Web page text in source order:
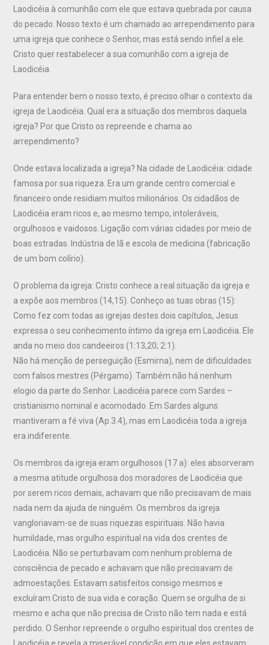
Laodicéia à comunhão com ele que estava quebrada por causa
do pecado. Nosso texto é um chamado ao arrependimento para
uma igreja que conhece o Senhor, mas está sendo infiel a ele.
Cristo quer restabelecer a sua comunhão com a igreja de
Laodicéia.
Para entender bem o nosso texto, é preciso olhar o contexto da
igreja de Laodicéia. Qual era a situação dos membros daquela
igreja? Por que Cristo os repreende e chama ao
arrependimento?
Onde estava localizada a igreja? Na cidade de Laodicéia: cidade
famosa por sua riqueza. Era um grande centro comercial e
financeiro onde residiam muitos milionários. Os cidadãos de
Laodicéia eram ricos e, ao mesmo tempo, intoleráveis,
orgulhosos e vaidosos. Ligação com várias cidades por meio de
boas estradas. Indústria de lã e escola de medicina (fabricação
de um bom colírio).
O problema da igreja: Cristo conhece a real situação da igreja e
a expõe aos membros (14,15). Conheço as tuas obras (15):
Como fez com todas as igrejas destes dois capítulos, Jesus
expressa o seu conhecimento íntimo da igreja em Laodicéia. Ele
anda no meio dos candeeiros (1:13,20; 2:1).
Não há menção de perseguição (Esmirna), nem de dificuldades
com falsos mestres (Pérgamo). Também não há nenhum
elogio da parte do Senhor. Laodicéia parece com Sardes –
cristianismo nominal e acomodado. Em Sardes alguns
mantiveram a fé viva (Ap.3.4), mas em Laodicéia toda a igreja
era indiferente.
Os membros da igreja eram orgulhosos (17 a): eles absorveram
a mesma atitude orgulhosa dos moradores de Laodicéia que
por serem ricos demais, achavam que não precisavam de mais
nada nem da ajuda de ninguém. Os membros da igreja
vangloriavam-se de suas riquezas espirituais. Não havia
humildade, mas orgulho espiritual na vida dos crentes de
Laodicéia. Não se perturbavam com nenhum problema de
consciência de pecado e achavam que não precisavam de
admoestações. Estavam satisfeitos consigo mesmos e
excluíram Cristo de sua vida e coração. Quem se orgulha de si
mesmo e acha que não precisa de Cristo não tem nada e está
perdido. O Senhor repreende o orgulho espiritual dos crentes de
Laodicéia e revela a miserável condição em que eles estavam